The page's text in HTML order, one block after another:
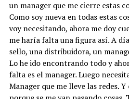
un manager que me cierre estas
Como soy nueva en todas estas
voy necesitando, ahora me doy
me haría falta una figura así. A
sello, una distribuidora, un
Lo he ido encontrando todo y
falta es el manager. Luego
Manager que me lleve las redes. Y